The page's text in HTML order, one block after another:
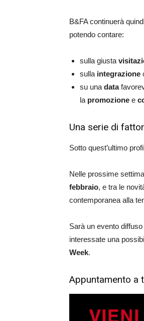
B&FA continuerà
potendo contare:
sulla giusta
sulla integrazione
su una data
la promozione e
Una serie di
Sotto quest’ultimo
Nelle prossime
febbraio, e tra le
contemporanea alla
Sarà un evento
interessate una
Week.
Appuntamento a